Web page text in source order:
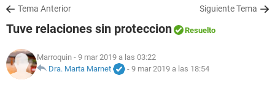
SALUD
NUTRICIÓN
Tema Anterior Siguiente Tema
Tuve relaciones sin proteccion Resuelto
Marroquin - 9 mar 2019 a las 03:22
Dra. Marta Marnet
- 9 mar 2019 a las 18:54